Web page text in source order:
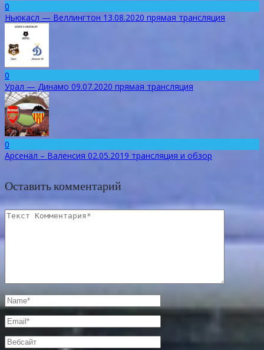
0
Ньюкасл — Веллингтон 13.08.2020 прямая трансляция
0
Урал — Динамо 09.07.2020 прямая трансляция
0
Арсенал – Валенсия 02.05.2019 трансляция и обзор
Оставить комментарий